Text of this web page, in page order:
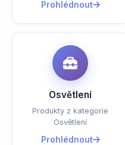
Prohlédnout
Osvětlení
Produkty z kategorie
Osvětlení
Prohlédnout